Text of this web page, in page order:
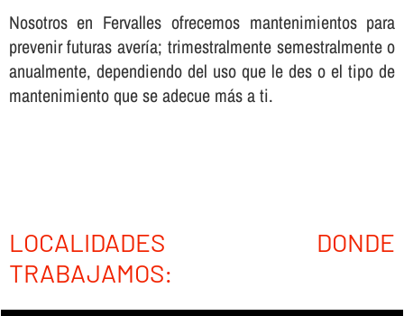
Nosotros en Fervalles ofrecemos mantenimientos para
prevenir futuras averí­a; trimestralmente semestralmente o
anualmente, dependiendo del uso que le des o el tipo de
mantenimiento que se adecue más a ti.
LOCALIDADES DONDE
TRABAJAMOS: